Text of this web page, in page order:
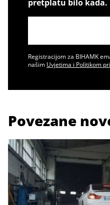
pretplatu bilo kada.
Registracijom za BIHAMK
našim Uvjetima i Politikom
Povezane